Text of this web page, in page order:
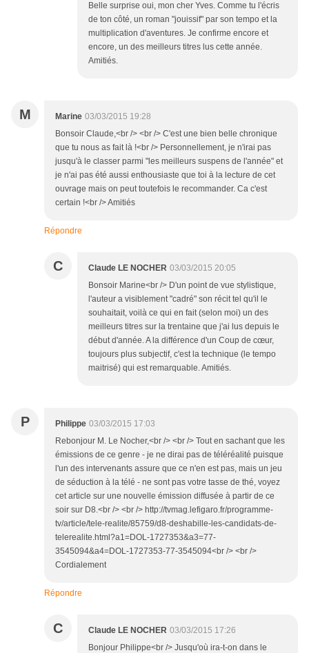
Belle surprise oui, mon cher Yves. Comme tu l'écris
de ton côté, un roman "jouissif" par son tempo et la
multiplication d'aventures. Je confirme encore et
encore, un des meilleurs titres lus cette année.
Amitiés.
M Marine 03/03/2015 19:28
Bonsoir Claude,<br /> <br /> C'est une bien belle chronique
que tu nous as fait là !<br /> Personnellement, je n'irai pas
jusqu'à le classer parmi "les meilleurs suspens de l'année" et
je n'ai pas été aussi enthousiaste que toi à la lecture de cet
ouvrage mais on peut toutefois le recommander. Ca c'est
certain !<br /> Amitiés
Répondre
C Claude LE NOCHER 03/03/2015 20:05
Bonsoir Marine<br /> D'un point de vue stylistique,
l'auteur a visiblement "cadré" son récit tel qu'il le
souhaitait, voilà ce qui en fait (selon moi) un des
meilleurs titres sur la trentaine que j'ai lus depuis le
début d'année. A la différence d'un Coup de cœur,
toujours plus subjectif, c'est la technique (le tempo
maitrisé) qui est remarquable. Amitiés.
P Philippe 03/03/2015 17:03
Rebonjour M. Le Nocher,<br /> <br /> Tout en sachant que les
émissions de ce genre - je ne dirai pas de téléréalité puisque
l'un des intervenants assure que ce n'en est pas, mais un jeu
de séduction à la télé - ne sont pas votre tasse de thé, voyez
cet article sur une nouvelle émission diffusée à partir de ce
soir sur D8.<br /> <br /> http://tvmag.lefigaro.fr/programme-
tv/article/tele-realite/85759/d8-deshabille-les-candidats-de-
telerealite.html?a1=DOL-1727353&a3=77-
3545094&a4=DOL-1727353-77-3545094<br /> <br />
Cordialement
Répondre
C Claude LE NOCHER 03/03/2015 17:26
Bonjour Philippe<br /> Jusqu'où ira-t-on dans le